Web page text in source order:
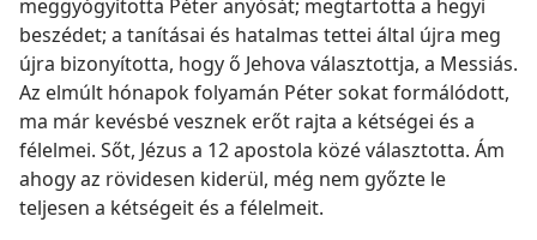
meggyógyította Péter anyósát; megtartotta a hegyi
beszédet; a tanításai és hatalmas tettei által újra meg
újra bizonyította, hogy ő Jehova választottja, a Messiás.
Az elmúlt hónapok folyamán Péter sokat formálódott,
ma már kevésbé vesznek erőt rajta a kétségei és a
félelmei. Sőt, Jézus a 12 apostola közé választotta. Ám
ahogy az rövidesen kiderül, még nem győzte le
teljesen a kétségeit és a félelmeit.